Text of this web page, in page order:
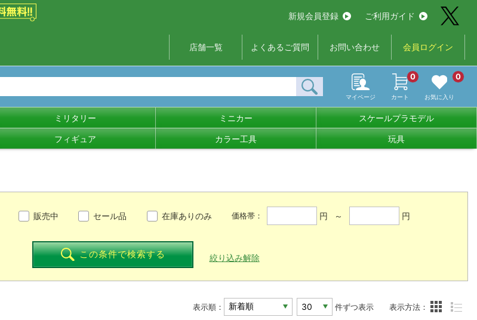
新規会員登録 ご利用ガイド
店舗一覧 よくあるご質問 お問い合わせ 会員ログイン
マイページ カート
0
お気に入り
0
ミリタリー ミニカー スケールプラモデル
フィギュア カラー工具 玩具
販売中 セール品 在庫ありのみ 価格帯： 円 ～ 円
この条件で検索する 絞り込み解除
表示順： 件ずつ表示 表示方法：